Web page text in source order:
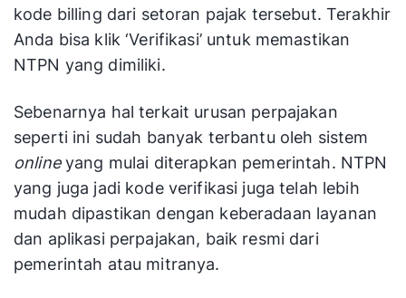
kode billing dari setoran pajak tersebut. Terakhir
Anda bisa klik ‘Verifikasi’ untuk memastikan
NTPN yang dimiliki.
Sebenarnya hal terkait urusan perpajakan
seperti ini sudah banyak terbantu oleh sistem
onlineyang mulai diterapkan pemerintah. NTPN
yang juga jadi kode verifikasi juga telah lebih
mudah dipastikan dengan keberadaan layanan
dan aplikasi perpajakan, baik resmi dari
pemerintah atau mitranya.